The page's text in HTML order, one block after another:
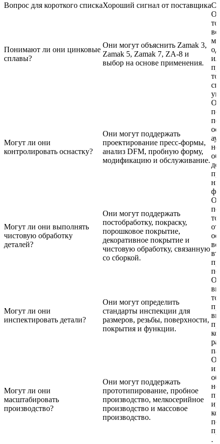
Вопрос для короткого спискаХороший сигнал от поставщика
Понимают ли они цинковые
сплавы?
Они могут объяснить Zamak 3,
Zamak 5, Zamak 7, ZA-8 и
выбор на основе применения.
Могут ли они
контролировать оснастку?
Они могут поддержать
проектирование пресс-формы,
анализ DFM, пробную форму,
модификацию и обслуживание.
Могут ли они выполнять
чистовую обработку
деталей?
Они могут поддержать
постобработку, покраску,
порошковое покрытие,
декоративное покрытие и
чистовую обработку, связанную
со сборкой.
Могут ли они
инспектировать детали?
Они могут определить
стандарты инспекции для
размеров, резьбы, поверхности,
покрытия и функции.
Могут ли они
масштабировать
производство?
Они могут поддержать
прототипирование, пробное
производство, мелкосерийное
производство и массовое
производство.
.